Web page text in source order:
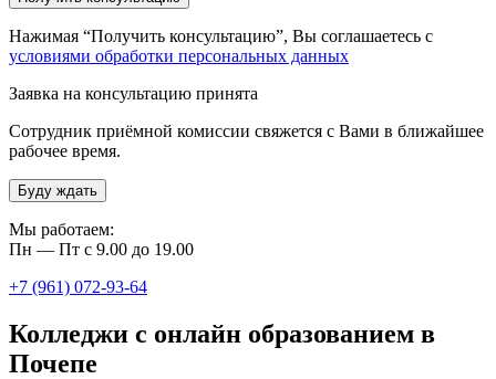
Нажимая “Получить консультацию”, Вы соглашаетесь с
условиями обработки персональных данных
Заявка на консультацию принята
Сотрудник приёмной комиссии свяжется с Вами в ближайшее
рабочее время.
Буду ждать
Мы работаем:
Пн — Пт с 9.00 до 19.00
+7 (961) 072-93-64
Колледжи с онлайн образованием в
Почепе